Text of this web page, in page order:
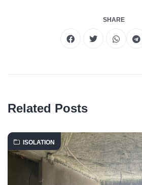
SHARE
Related Posts
ISOLATION